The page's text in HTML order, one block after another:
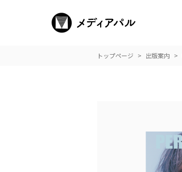
トップページ 出版案内